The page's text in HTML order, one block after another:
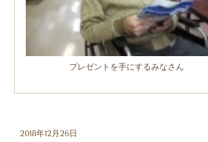
プレゼントを手にするみなさん
2018年12月26日